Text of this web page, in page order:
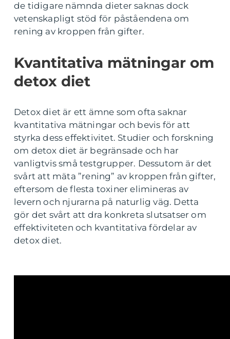
de tidigare nämnda dieter saknas dock
vetenskapligt stöd för påståendena om
rening av kroppen från gifter.
Kvantitativa mätningar om
detox diet
Detox diet är ett ämne som ofta saknar
kvantitativa mätningar och bevis för att
styrka dess effektivitet. Studier och forskning
om detox diet är begränsade och har
vanligtvis små testgrupper. Dessutom är det
svårt att mäta ”rening” av kroppen från gifter,
eftersom de flesta toxiner elimineras av
levern och njurarna på naturlig väg. Detta
gör det svårt att dra konkreta slutsatser om
effektiviteten och kvantitativa fördelar av
detox diet.